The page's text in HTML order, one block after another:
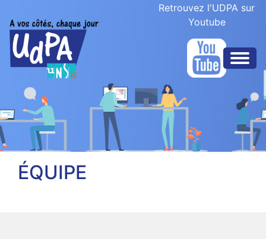
Retrouvez l'UDPA sur
Youtube
ÉQUIPE